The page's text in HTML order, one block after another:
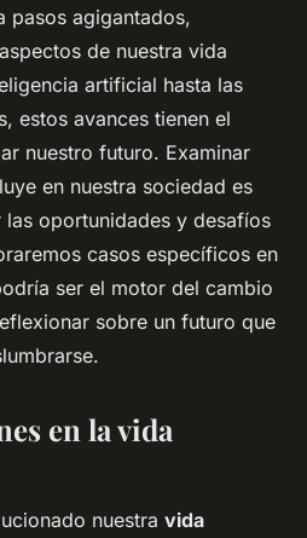
pasos agigantados,
de nuestra vida
artificial hasta las
estos avances tienen el
nuestro futuro. Examinar
en nuestra sociedad es
las oportunidades y desafíos
casos específicos en
ser el motor del cambio
sobre un futuro que
en la vida
nuestra vida